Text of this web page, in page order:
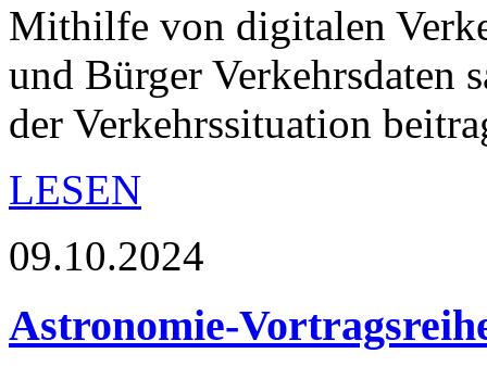
Mithilfe von digitalen
und Bürger Verkehrsdaten
der Verkehrssituation
LESEN
09.10.2024
Astronomie-